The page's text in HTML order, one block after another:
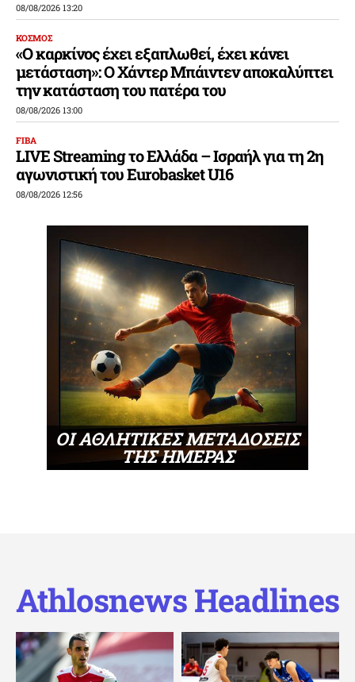
08/08/2026 13:20
ΚΟΣΜΟΣ
«Ο καρκίνος έχει εξαπλωθεί, έχει κάνει
μετάσταση»: Ο Χάντερ Μπάιντεν αποκαλύπτει
την κατάσταση του πατέρα του
08/08/2026 13:00
FIBA
LIVE Streaming το Ελλάδα – Ισραήλ για τη 2η
αγωνιστική του Eurobasket U16
08/08/2026 12:56
ΟΙ ΑΘΛΗΤΙΚΕΣ ΜΕΤΑΔΟΣΕΙΣ
ΤΗΣ ΗΜΕΡΑΣ
Athlosnews Headlines